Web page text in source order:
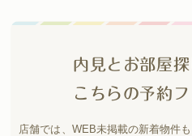
内見とお部屋探
こちらの予約フ
店舗では、WEB未掲載の新着物件も